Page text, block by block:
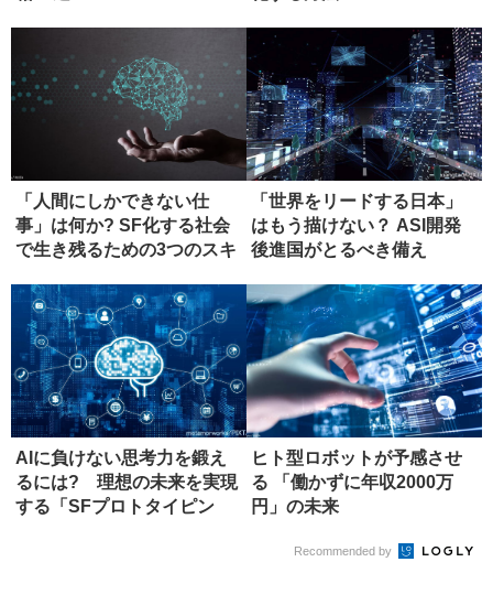
「人間にしかできない仕
事」は何か? SF化する社会
で生き残るための3つのスキ
「世界をリードする日本」
はもう描けない？ ASI開発
後進国がとるべき備え
AIに負けない思考力を鍛え
るには? 理想の未来を実現
する「SFプロトタイピン
ヒト型ロボットが予感させ
る 「働かずに年収2000万
円」の未来
Recommended by